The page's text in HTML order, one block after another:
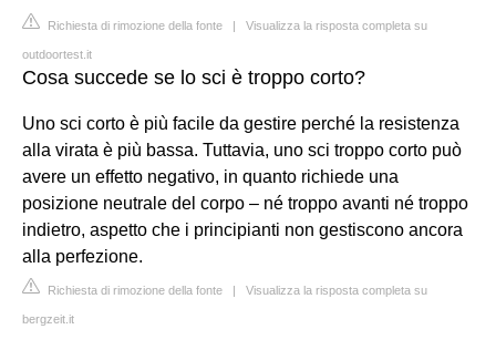
Richiesta di rimozione della fonte | Visualizza la risposta completa su
outdoortest.it
Cosa succede se lo sci è troppo corto?
Uno sci corto è più facile da gestire perché la resistenza
alla virata è più bassa. Tuttavia, uno sci troppo corto può
avere un effetto negativo, in quanto richiede una
posizione neutrale del corpo – né troppo avanti né troppo
indietro, aspetto che i principianti non gestiscono ancora
alla perfezione.
Richiesta di rimozione della fonte | Visualizza la risposta completa su
bergzeit.it